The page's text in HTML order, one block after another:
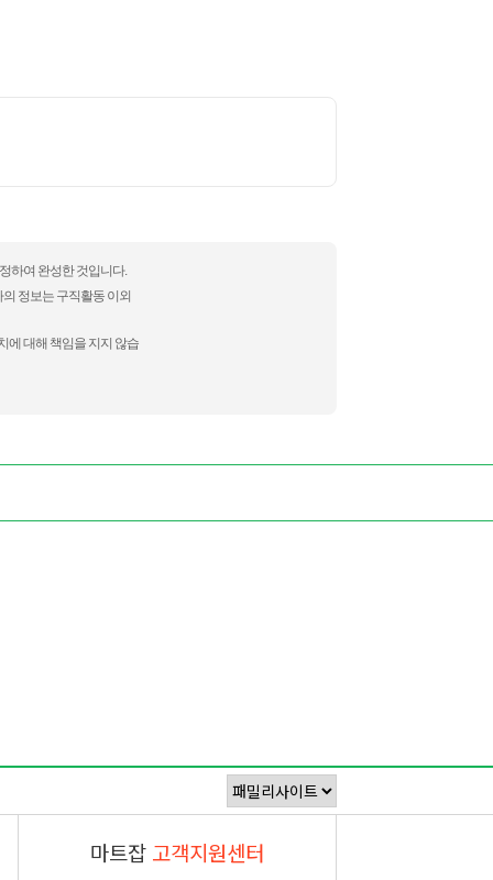
하여 완성한 것입니다.
정보는 구직활동 이외
에 대해 책임을 지지 않습
마트잡 고객지원센터